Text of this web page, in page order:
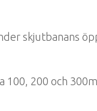
skjutbanans
200 och